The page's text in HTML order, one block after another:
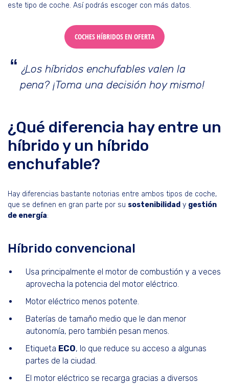
este tipo de coche. Así podrás escoger con más datos.
COCHES HÍBRIDOS EN OFERTA
¿Los híbridos enchufables valen la
pena? ¡Toma una decisión hoy mismo!
¿Qué diferencia hay entre un
híbrido y un híbrido
enchufable?
Hay diferencias bastante notorias entre ambos tipos de coche,
que se definen en gran parte por su sostenibilidad y gestión
de energía:
Híbrido convencional
Usa principalmente el motor de combustión y a veces
aprovecha la potencia del motor eléctrico.
Motor eléctrico menos potente.
Baterías de tamaño medio que le dan menor
autonomía, pero también pesan menos.
Etiqueta ECO, lo que reduce su acceso a algunas
partes de la ciudad.
El motor eléctrico se recarga gracias a diversos